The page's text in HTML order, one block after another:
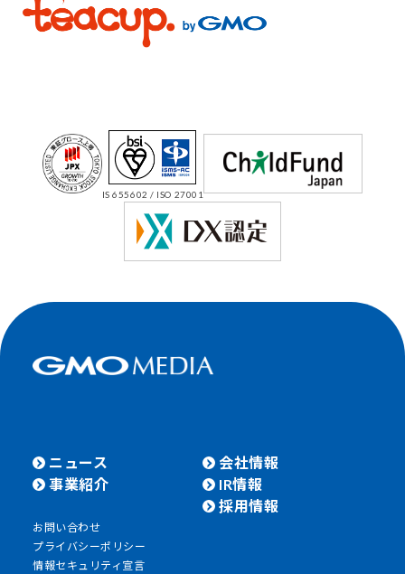
IS 655602 / ISO 27001
ニュース
事業紹介
会社情報
IR情報
採用情報
お問い合わせ
プライバシーポリシー
情報セキュリティ宣言